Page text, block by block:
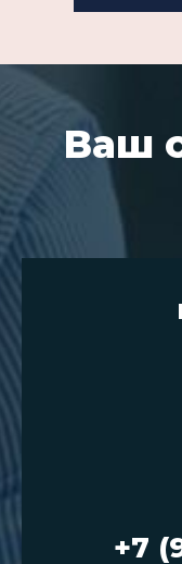
Ваш
+7